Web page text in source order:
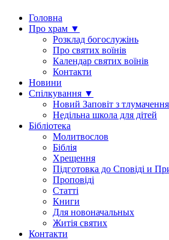
Головна
Про храм ▼
Розклад богослужінь
Про святих воїнів
Календар святих воїнів
Контакти
Новини
Спілкування ▼
Новий Заповіт з
Недільна школа для дітей
Бібліотека
Молитвослов
Біблія
Хрещення
Підготовка до Сповіді и
Проповіді
Статті
Книги
Для новоначальных
Житія святих
Контакти